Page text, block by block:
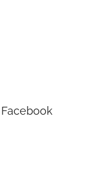
Facebook